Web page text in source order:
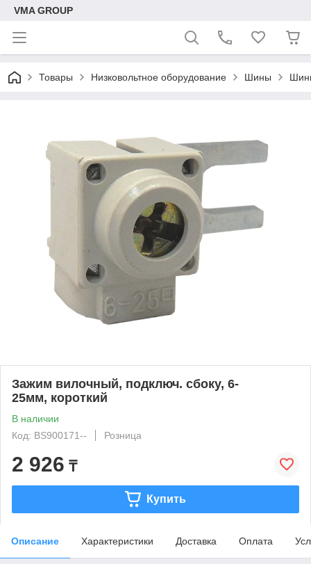
VMA GROUP
Товары Низковольтное оборудование Шины
Зажим вилочный, подключ. сбоку, 6-
25мм, короткий
В наличии
Код: BS900171--
Розница
2 926 ₸
Купить
Описание Характеристики Доставка Оплата